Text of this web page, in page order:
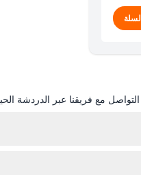
مع فريقنا عبر الدردشة